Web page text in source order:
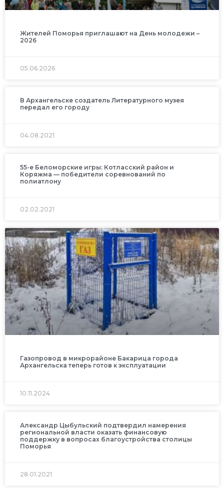
Жителей Поморья приглашают на День молодежи –
2026
05.06.2026
В Архангельске создатель Литературного музея
передал его городу
04.08.2021
55-е Беломорские игры: Котласский район и
Коряжма — победители соревнований по
полиатлону
02.02.2021
Газопровод в микрорайоне Бакарица города
Архангельска теперь готов к эксплуатации
10.11.2024
Александр Цыбульский подтвердил намерения
региональной власти оказать финансовую
поддержку в вопросах благоустройства столицы
Поморья
28.01.2021